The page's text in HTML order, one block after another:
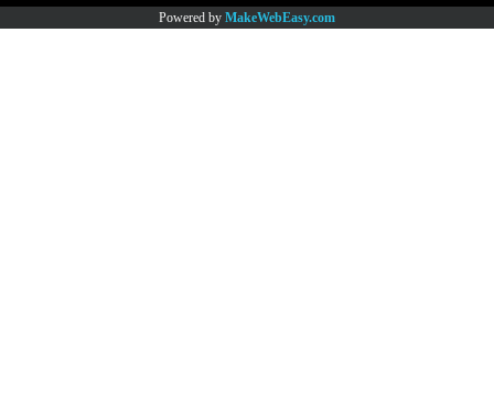
Powered by MakeWebEasy.com